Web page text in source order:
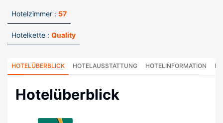
Hotelzimmer : 57
Hotelkette : Quality
HOTELÜBERBLICK HOTELAUSSTATTUNG HOTELINFORMATION
Hotelüberblick